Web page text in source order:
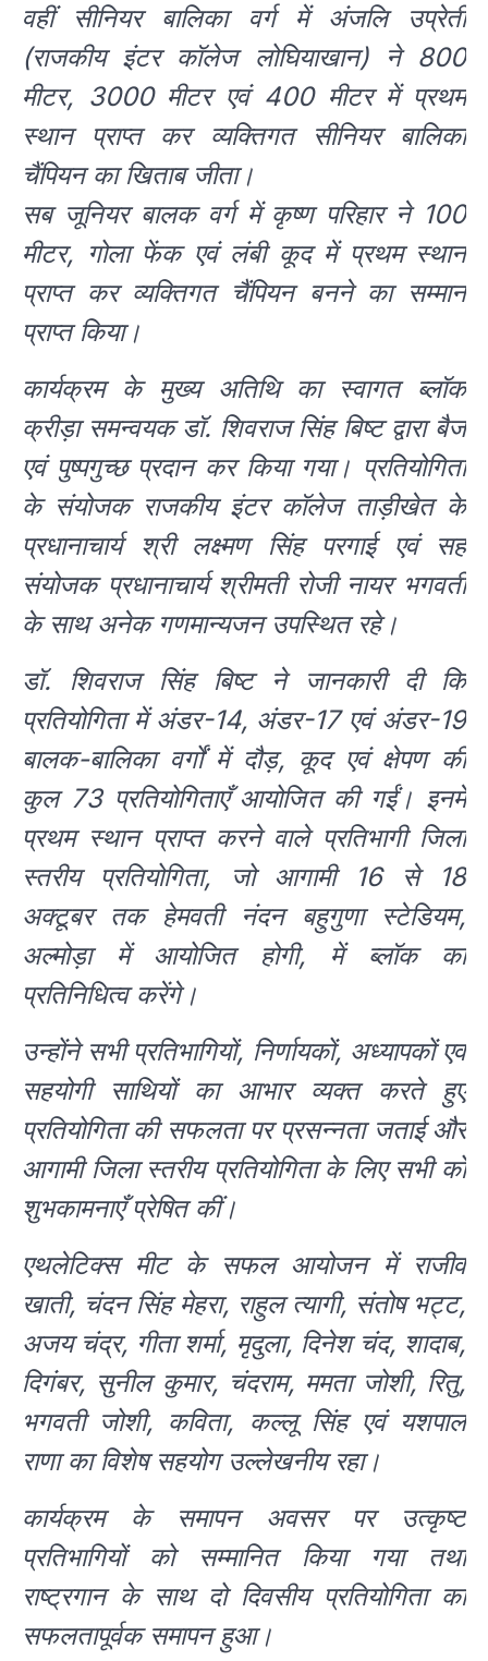
वहीं सीनियर बालिका वर्ग में अंजलि उप्रेती
(राजकीय इंटर कॉलेज लोघियाखान) ने 800
मीटर, 3000 मीटर एवं 400 मीटर में प्रथम
स्थान प्राप्त कर व्यक्तिगत सीनियर बालिका
चैंपियन का खिताब जीता।
सब जूनियर बालक वर्ग में कृष्ण परिहार ने 100
मीटर, गोला फेंक एवं लंबी कूद में प्रथम स्थान
प्राप्त कर व्यक्तिगत चैंपियन बनने का सम्मान
प्राप्त किया।
कार्यक्रम के मुख्य अतिथि का स्वागत ब्लॉक
क्रीड़ा समन्वयक डॉ. शिवराज सिंह बिष्ट द्वारा बैज
एवं पुष्पगुच्छ प्रदान कर किया गया। प्रतियोगिता
के संयोजक राजकीय इंटर कॉलेज ताड़ीखेत के
प्रधानाचार्य श्री लक्ष्मण सिंह परगाई एवं सह
संयोजक प्रधानाचार्य श्रीमती रोजी नायर भगवती
के साथ अनेक गणमान्यजन उपस्थित रहे।
डॉ. शिवराज सिंह बिष्ट ने जानकारी दी कि
प्रतियोगिता में अंडर-14, अंडर-17 एवं अंडर-19
बालक-बालिका वर्गों में दौड़, कूद एवं क्षेपण की
कुल 73 प्रतियोगिताएँ आयोजित की गईं। इनमें
प्रथम स्थान प्राप्त करने वाले प्रतिभागी जिला
स्तरीय प्रतियोगिता, जो आगामी 16 से 18
अक्टूबर तक हेमवती नंदन बहुगुणा स्टेडियम,
अल्मोड़ा में आयोजित होगी, में ब्लॉक का
प्रतिनिधित्व करेंगे।
उन्होंने सभी प्रतिभागियों, निर्णायकों, अध्यापकों एवं
सहयोगी साथियों का आभार व्यक्त करते हुए
प्रतियोगिता की सफलता पर प्रसन्नता जताई और
आगामी जिला स्तरीय प्रतियोगिता के लिए सभी को
शुभकामनाएँ प्रेषित कीं।
एथलेटिक्स मीट के सफल आयोजन में राजीव
खाती, चंदन सिंह मेहरा, राहुल त्यागी, संतोष भट्ट,
अजय चंद्र, गीता शर्मा, मृदुला, दिनेश चंद, शादाब,
दिगंबर, सुनील कुमार, चंदराम, ममता जोशी, रितु,
भगवती जोशी, कविता, कल्लू सिंह एवं यशपाल
राणा का विशेष सहयोग उल्लेखनीय रहा।
कार्यक्रम के समापन अवसर पर उत्कृष्ट
प्रतिभागियों को सम्मानित किया गया तथा
राष्ट्रगान के साथ दो दिवसीय प्रतियोगिता का
सफलतापूर्वक समापन हुआ।